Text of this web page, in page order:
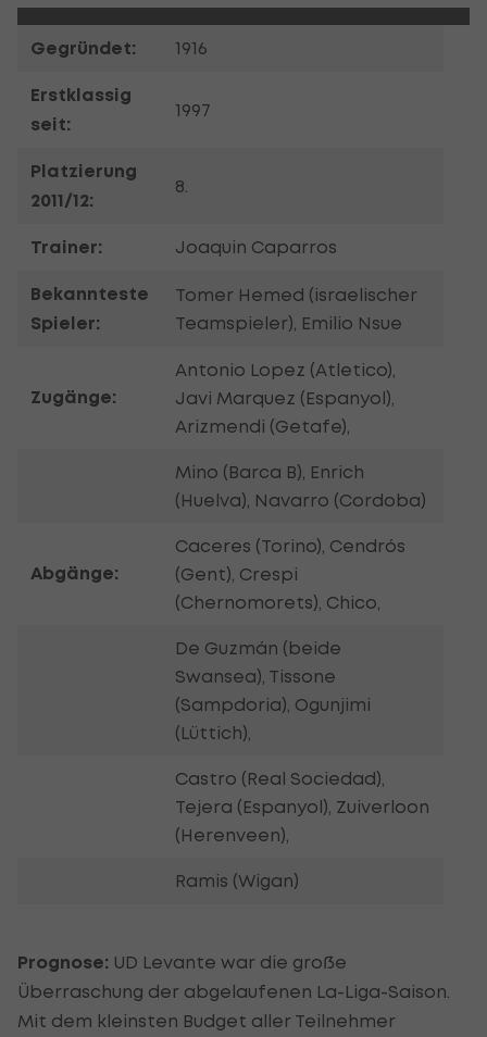
Gegründet: 1916
Erstklassig
seit:
1997
Platzierung
2011/12:
8.
Trainer: Joaquin Caparros
Bekannteste
Spieler:
Tomer Hemed (israelischer
Teamspieler), Emilio Nsue
Zugänge:
Antonio Lopez (Atletico),
Javi Marquez (Espanyol),
Arizmendi (Getafe),
Mino (Barca B), Enrich
(Huelva), Navarro (Cordoba)
Abgänge:
Caceres (Torino), Cendrós
(Gent), Crespi
(Chernomorets), Chico,
De Guzmán (beide
Swansea), Tissone
(Sampdoria), Ogunjimi
(Lüttich),
Castro (Real Sociedad),
Tejera (Espanyol), Zuiverloon
(Herenveen),
Ramis (Wigan)
Prognose: UD Levante war die große
Überraschung der abgelaufenen La-Liga-Saison.
Mit dem kleinsten Budget aller Teilnehmer